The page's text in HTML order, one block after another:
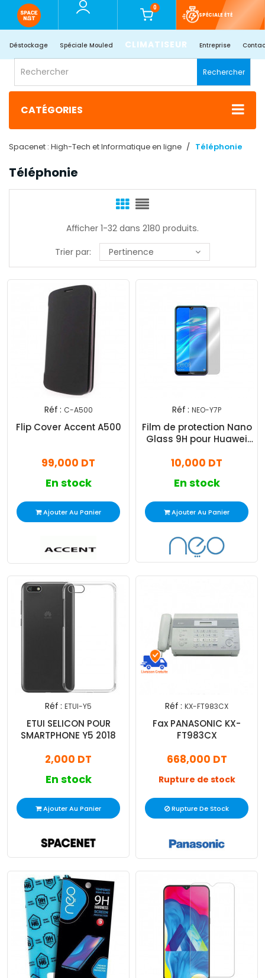
0
SPÉCIALE ÉTÉ
Déstockage Spéciale Mouled CLIMATISEUR Entreprise
Rechercher
CATÉGORIES
Spacenet : High-Tech et Informatique en ligne Téléphonie
Téléphonie
Afficher 1-32 dans 2180 produits.
Trier par:
Pertinence
Réf : C-A500
Flip Cover Accent A500
99,000 DT
En stock
Ajouter Au Panier
Réf : NEO-Y7P
Film de protection Nano
Glass 9H pour Huawei
10,000 DT
En stock
Ajouter Au Panier
Réf : ETUI-Y5
ETUI SELICON POUR
SMARTPHONE Y5 2018
2,000 DT
En stock
Ajouter Au Panier
Réf : KX-FT983CX
Fax PANASONIC KX-
FT983CX
668,000 DT
Rupture de stock
Rupture De Stock